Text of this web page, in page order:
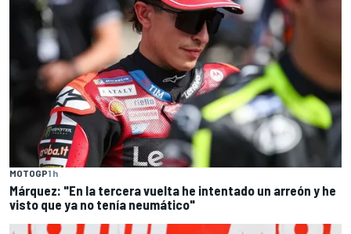
MOTOGP1 h
Márquez: "En la tercera vuelta he intentado un arreón y he
visto que ya no tenía neumático"